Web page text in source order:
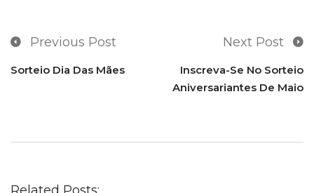
Previous Post
Sorteio Dia Das Mães
Next Post
Inscreva-Se No Sorteio
Aniversariantes De Maio